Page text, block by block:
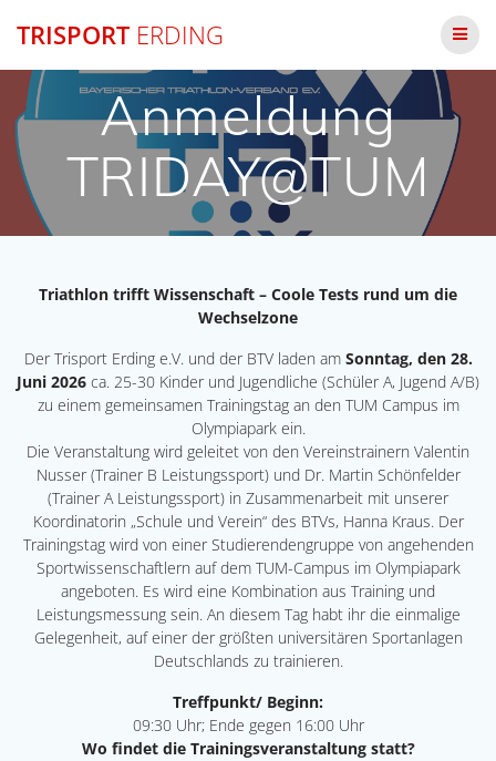
TRISPORTERDING
Anmeldung
TRIDAY@TUM
Triathlon trifft Wissenschaft – Coole Tests rund um die
Wechselzone
Der Trisport Erding e.V. und der BTV laden am Sonntag, den 28.
Juni 2026 ca. 25-30 Kinder und Jugendliche (Schüler A, Jugend A/B)
zu einem gemeinsamen Trainingstag an den TUM Campus im
Olympiapark ein.
Die Veranstaltung wird geleitet von den Vereinstrainern Valentin
Nusser (Trainer B Leistungssport) und Dr. Martin Schönfelder
(Trainer A Leistungssport) in Zusammenarbeit mit unserer
Koordinatorin „Schule und Verein“ des BTVs, Hanna Kraus. Der
Trainingstag wird von einer Studierendengruppe von angehenden
Sportwissenschaftlern auf dem TUM-Campus im Olympiapark
angeboten. Es wird eine Kombination aus Training und
Leistungsmessung sein. An diesem Tag habt ihr die einmalige
Gelegenheit, auf einer der größten universitären Sportanlagen
Deutschlands zu trainieren.
Treffpunkt/ Beginn:
09:30 Uhr; Ende gegen 16:00 Uhr
Wo findet die Trainingsveranstaltung statt?